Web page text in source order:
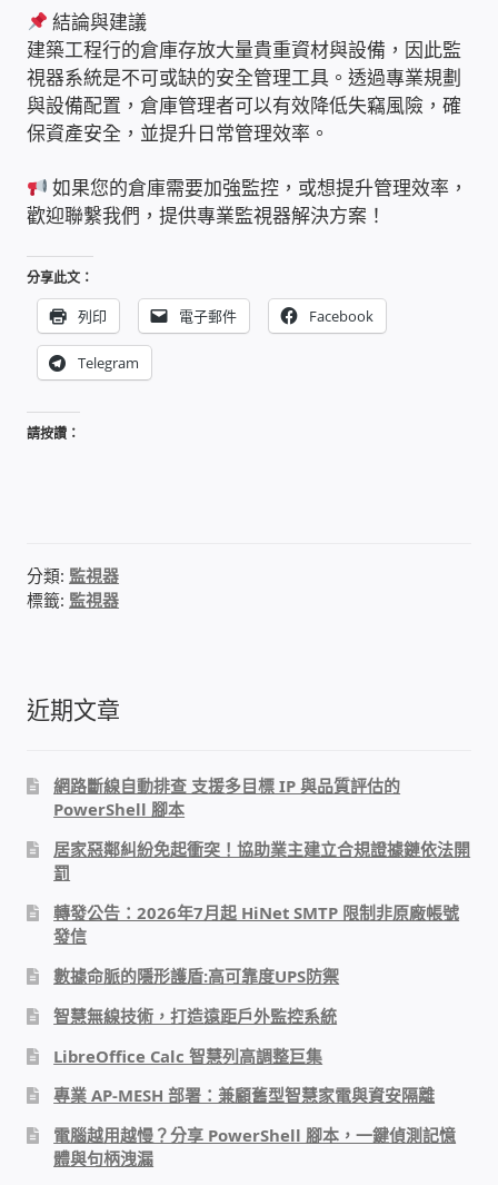
遠距教學、在家辦公
USB隨插即用視訊攝影機
電腦 工具 軟體 手冊
網路規劃架設
OpenMediaVault OMV
NAS到府安裝服務
WIFI Wi-Fi 無線熱點 無線網路
居易科技DrayTek/裕笠科技Ublink
印表列印伺服器
虛擬機 Virtual machine VirtualBox Hyper-V
VMware
網路 到府檢測 連線設定
光纖網路
TP-Link TAIWAN(普聯技術)
PHP程式設計
網路 工具 軟體 手冊
結論與建議
建築工程行的倉庫存放大量貴重資材與設備，因此監
視器系統是不可或缺的安全管理工具。透過專業規劃
與設備配置，倉庫管理者可以有效降低失竊風險，確
保資產安全，並提升日常管理效率。
如果您的倉庫需要加強監控，或想提升管理效率，
歡迎聯繫我們，提供專業監視器解決方案！
分享此文：
列印 電子郵件 Facebook
Telegram
請按讚：
分類:監視器
標籤:監視器
近期文章
網路斷線自動排查 支援多目標 IP 與品質評估的
PowerShell 腳本
居家惡鄰糾紛免起衝突！協助業主建立合規證據鏈依法開
罰
轉發公告：2026年7月起 HiNet SMTP 限制非原廠帳號
發信
數據命脈的隱形護盾:高可靠度UPS防禦
智慧無線技術，打造遠距戶外監控系統
LibreOffice Calc 智慧列高調整巨集
專業 AP-MESH 部署：兼顧舊型智慧家電與資安隔離
電腦越用越慢？分享 PowerShell 腳本，一鍵偵測記憶
體與句柄洩漏